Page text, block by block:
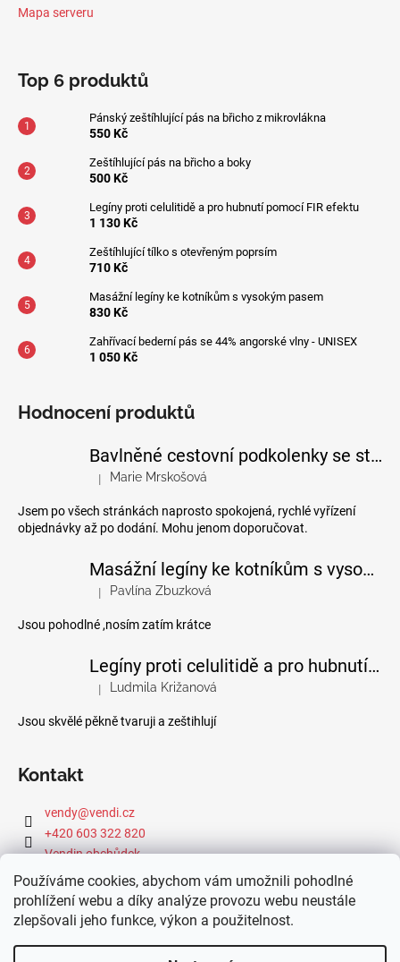
Používáme cookies, abychom vám umožnili pohodlné
prohlížení webu a díky analýze provozu webu neustále
zlepšovali jeho funkce, výkon a použitelnost.
Mapa serveru
Top 6 produktů
Pánský zeštíhlující pás na břicho z mikrovlákna
550 Kč
Zeštíhlující pás na břicho a boky
500 Kč
Legíny proti celulitidě a pro hubnutí pomocí FIR efektu
1 130 Kč
Zeštíhlující tílko s otevřeným poprsím
710 Kč
Masážní legíny ke kotníkům s vysokým pasem
830 Kč
Zahřívací bederní pás se 44% angorské vlny - UNISEX
1 050 Kč
Hodnocení produktů
Bavlněné cestovní podkolenky se stupňovanou kompresí
Hodnocení produktu je 5 z 5 hvězdiček.
| Marie Mrskošová
Jsem po všech stránkách naprosto spokojená, rychlé vyřízení
objednávky až po dodání. Mohu jenom doporučovat.
Masážní legíny ke kotníkům s vysokým pasem
Hodnocení produktu je 4 z 5 hvězdiček.
| Pavlína Zbuzková
Jsou pohodlné ,nosím zatím krátce
Legíny proti celulitidě a pro hubnutí pomocí FIR efektu
Hodnocení produktu je 5 z 5 hvězdiček.
| Ludmila Križanová
Jsou skvělé pěkně tvaruji a zeštihlují
Kontakt
vendy@vendi.cz
+420 603 322 820
Vendin obchůdek